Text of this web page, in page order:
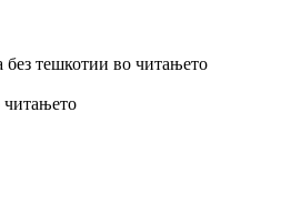
без тешкотии во читањето
читањето